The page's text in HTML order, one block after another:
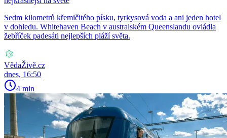
Sedm kilometrů křemičitého písku, tyrkysová voda a ani jeden hotel
v dohledu. Whitehaven Beach v australském Queenslandu ovládla
žebříček padesáti nejlepších pláží světa.
VědaŽivě.cz
dnes, 16:50
4 min